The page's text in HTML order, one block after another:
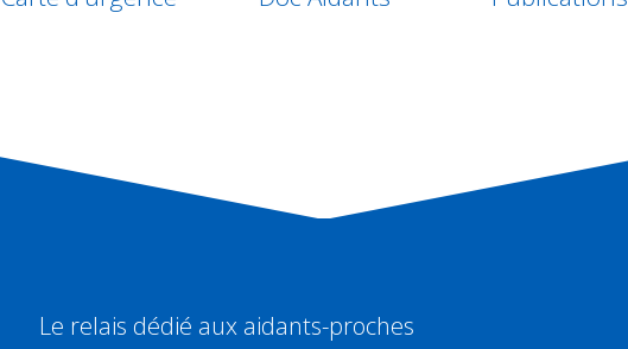
Le relais dédié aux aidants-proches